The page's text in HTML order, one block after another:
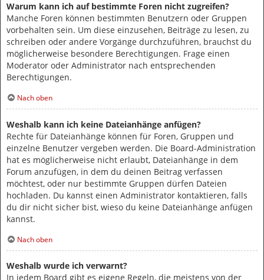
Warum kann ich auf bestimmte Foren nicht zugreifen?
Manche Foren können bestimmten Benutzern oder Gruppen
vorbehalten sein. Um diese einzusehen, Beiträge zu lesen, zu
schreiben oder andere Vorgänge durchzuführen, brauchst du
möglicherweise besondere Berechtigungen. Frage einen
Moderator oder Administrator nach entsprechenden
Berechtigungen.
Nach oben
Weshalb kann ich keine Dateianhänge anfügen?
Rechte für Dateianhänge können für Foren, Gruppen und
einzelne Benutzer vergeben werden. Die Board-Administration
hat es möglicherweise nicht erlaubt, Dateianhänge in dem
Forum anzufügen, in dem du deinen Beitrag verfassen
möchtest, oder nur bestimmte Gruppen dürfen Dateien
hochladen. Du kannst einen Administrator kontaktieren, falls
du dir nicht sicher bist, wieso du keine Dateianhänge anfügen
kannst.
Nach oben
Weshalb wurde ich verwarnt?
In jedem Board gibt es eigene Regeln, die meistens von der